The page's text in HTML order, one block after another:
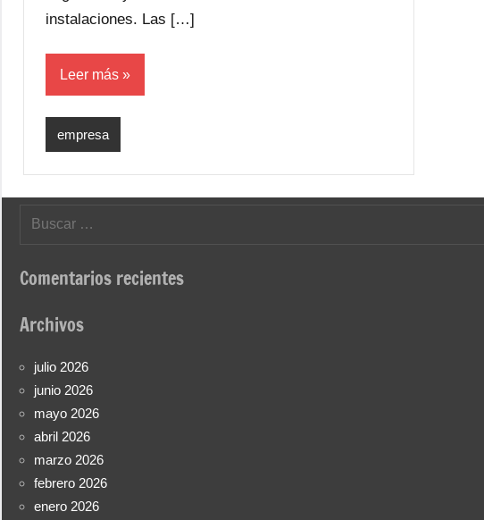
instalaciones. Las […]
Leer más
empresa
Buscar:
Comentarios recientes
Archivos
julio 2026
junio 2026
mayo 2026
abril 2026
marzo 2026
febrero 2026
enero 2026